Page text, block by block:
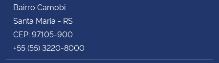
Bairro Camobi
Santa Maria - RS
CEP: 97105-900
+55 (55) 3220-8000